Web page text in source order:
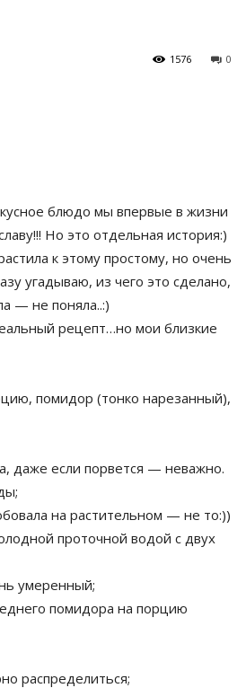
0
1576
блюдо мы впервые в жизни
Но это отдельная история:)
к этому простому, но очень
угадываю, из чего это сделано,
— не поняла..:)
рецепт…но мои близкие
помидор (тонко нарезанный),
даже если порвется — неважно.
на растительном — не то:))
проточной водой с двух
умеренный;
помидора на порцию
распределиться;